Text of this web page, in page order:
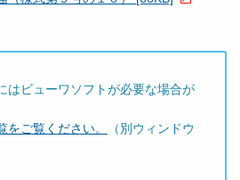
はビューワソフトが必要な場合が
ご覧ください。
（別ウィンドウ